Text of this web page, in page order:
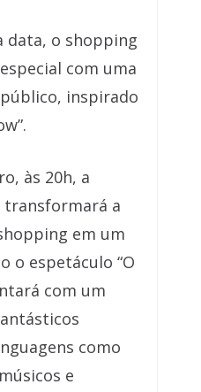
data, o shopping
com uma
inspirado
às 20h, a
transformará a
em um
o espetáculo “O
com um
como
e